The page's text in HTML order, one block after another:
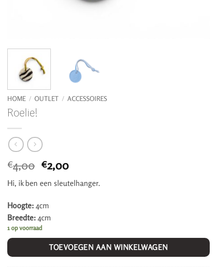
HOME / OUTLET / ACCESSOIRES
Roelie!
€4,00 Oorspronkelijke
prijs
was:
€2,00Huidige
prijs
is:
Hi, ik ben een sleutelhanger.
Hoogte: 4cm
Breedte: 4cm
1 op voorraad
TOEVOEGEN AAN WINKELWAGEN